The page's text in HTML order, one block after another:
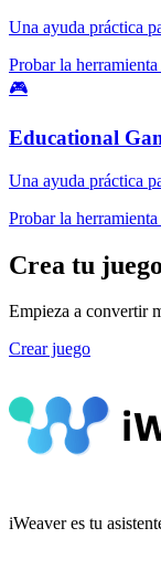
Una ayuda práctica
Probar la
🎮
Educational
Una ayuda práctica
Probar la
Crea tu
Empieza a convertir
Crear juego
iWeaver es tu